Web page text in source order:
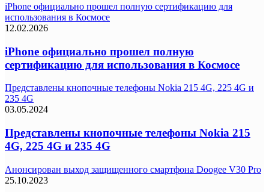
iPhone официально прошел полную сертификацию для
использования в Космосе
12.02.2026
iPhone официально прошел полную
сертификацию для использования в Космосе
Представлены кнопочные телефоны Nokia 215 4G, 225 4G и
235 4G
03.05.2024
Представлены кнопочные телефоны Nokia 215
4G, 225 4G и 235 4G
Анонсирован выход защищенного смартфона Doogee V30 Pro
25.10.2023